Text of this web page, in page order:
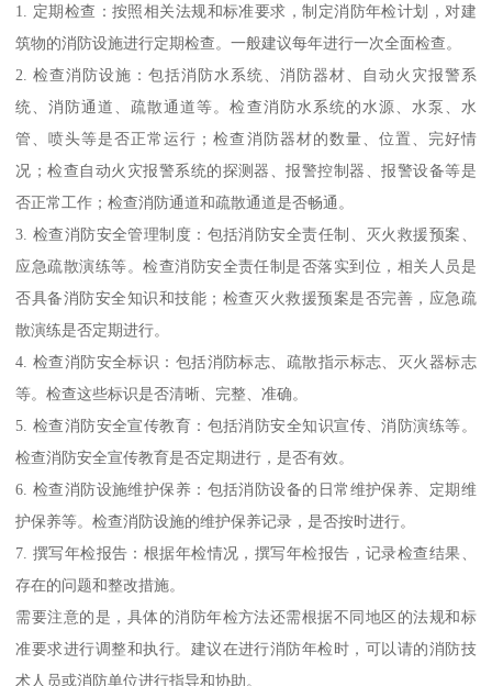
1. 定期检查：按照相关法规和标准要求，制定消防年检计划，对建
筑物的消防设施进行定期检查。一般建议每年进行一次全面检查。
2. 检查消防设施：包括消防水系统、消防器材、自动火灾报警系
统、消防通道、疏散通道等。检查消防水系统的水源、水泵、水
管、喷头等是否正常运行；检查消防器材的数量、位置、完好情
况；检查自动火灾报警系统的探测器、报警控制器、报警设备等是
否正常工作；检查消防通道和疏散通道是否畅通。
3. 检查消防安全管理制度：包括消防安全责任制、灭火救援预案、
应急疏散演练等。检查消防安全责任制是否落实到位，相关人员是
否具备消防安全知识和技能；检查灭火救援预案是否完善，应急疏
散演练是否定期进行。
4. 检查消防安全标识：包括消防标志、疏散指示标志、灭火器标志
等。检查这些标识是否清晰、完整、准确。
5. 检查消防安全宣传教育：包括消防安全知识宣传、消防演练等。
检查消防安全宣传教育是否定期进行，是否有效。
6. 检查消防设施维护保养：包括消防设备的日常维护保养、定期维
护保养等。检查消防设施的维护保养记录，是否按时进行。
7. 撰写年检报告：根据年检情况，撰写年检报告，记录检查结果、
存在的问题和整改措施。
需要注意的是，具体的消防年检方法还需根据不同地区的法规和标
准要求进行调整和执行。建议在进行消防年检时，可以请的消防技
术人员或消防单位进行指导和协助。